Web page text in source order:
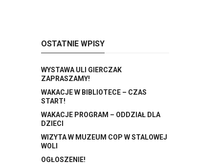
OSTATNIE WPISY
WYSTAWA ULI GIERCZAK
ZAPRASZAMY!
WAKACJE W BIBLIOTECE – CZAS
START!
WAKACJE PROGRAM – ODDZIAŁ DLA
DZIECI
WIZYTA W MUZEUM COP W STALOWEJ
WOLI
OGŁOSZENIE!